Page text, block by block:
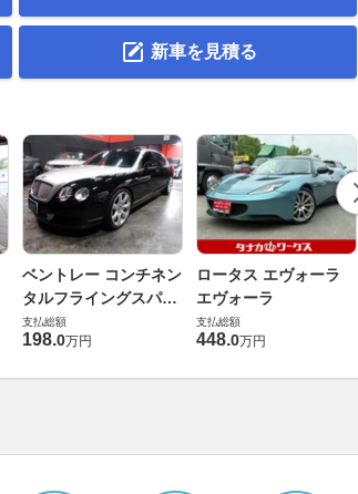
新車を見積る
ベントレー コンチネン
タルフライングスパー
6.0 4WD
支払総額
198.0万円
ロータス エヴォーラ
エヴォーラ
支払総額
448.0万円